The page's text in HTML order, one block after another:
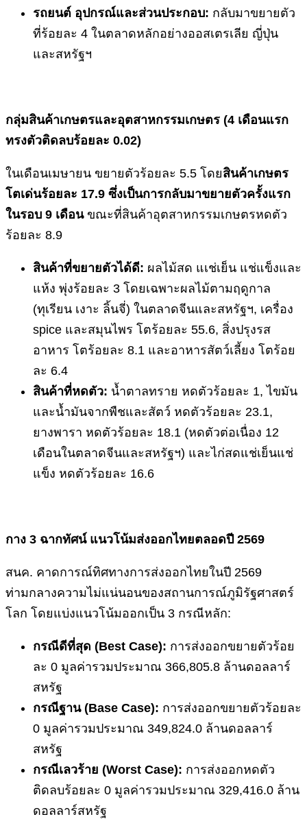
รถยนต์ อุปกรณ์และส่วนประกอบ: กลับมาขยายตัว
ที่ร้อยละ 4 ในตลาดหลักอย่างออสเตรเลีย ญี่ปุ่น
และสหรัฐฯ
กลุ่มสินค้าเกษตรและอุตสาหกรรมเกษตร (4 เดือนแรก
ทรงตัวติดลบร้อยละ 0.02)
ในเดือนเมษายน ขยายตัวร้อยละ 5.5 โดยสินค้าเกษตร
โตเด่นร้อยละ 17.9 ซึ่งเป็นการกลับมาขยายตัวครั้งแรก
ในรอบ 9 เดือนขณะที่สินค้าอุตสาหกรรมเกษตรหดตัว
ร้อยละ 8.9
สินค้าที่ขยายตัวได้ดี: ผลไม้สด แเช่เย็น แช่แข็งและ
แห้ง พุ่งร้อยละ 3 โดยเฉพาะผลไม้ตามฤดูกาล
(ทุเรียน เงาะ ลิ้นจี่) ในตลาดจีนและสหรัฐฯ, เครื่อง
spice และสมุนไพร โตร้อยละ 55.6, สิ่งปรุงรส
อาหาร โตร้อยละ 8.1 และอาหารสัตว์เลี้ยง โตร้อย
ละ 6.4
สินค้าที่หดตัว: น้ำตาลทราย หดตัวร้อยละ 1, ไขมัน
และน้ำมันจากพืชและสัตว์ หดตัวร้อยละ 23.1,
ยางพารา หดตัวร้อยละ 18.1 (หดตัวต่อเนื่อง 12
เดือนในตลาดจีนและสหรัฐฯ) และไก่สดแช่เย็นแช่
แข็ง หดตัวร้อยละ 16.6
กาง 3 ฉากทัศน์ แนวโน้มส่งออกไทยตลอดปี 2569
สนค. คาดการณ์ทิศทางการส่งออกไทยในปี 2569
ท่ามกลางความไม่แน่นอนของสถานการณ์ภูมิรัฐศาสตร์
โลก โดยแบ่งแนวโน้มออกเป็น 3 กรณีหลัก:
กรณีดีที่สุด (Best Case): การส่งออกขยายตัวร้อย
ละ 0 มูลค่ารวมประมาณ 366,805.8 ล้านดอลลาร์
สหรัฐ
กรณีฐาน (Base Case): การส่งออกขยายตัวร้อยละ
0 มูลค่ารวมประมาณ 349,824.0 ล้านดอลลาร์
สหรัฐ
กรณีเลวร้าย (Worst Case): การส่งออกหดตัว
ติดลบร้อยละ 0 มูลค่ารวมประมาณ 329,416.0 ล้าน
ดอลลาร์สหรัฐ